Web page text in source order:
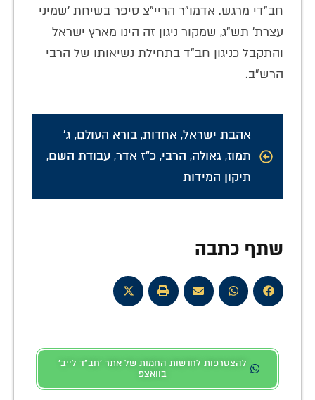
חב"די מרגש. אדמו"ר הריי"צ סיפר בשיחת 'שמיני
עצרת' תש"ג, שמקור ניגון זה הינו מארץ ישראל
והתקבל כניגון חב"ד בתחילת נשיאותו של הרבי
הרש"ב.
אהבת ישראל, אחדות, בורא העולם, ג'
תמוז, גאולה, הרבי, כ"ז אדר, עבודת השם,
תיקון המידות
שתף כתבה
להצטרפות לחדשות החמות של אתר 'חב"ד לייב'
בוואצפ